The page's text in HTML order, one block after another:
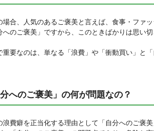
場合、人気のあるご褒美と言えば、食事・ファッ
へのご褒美」ですから、このときばかりは思い切
重要なのは、単なる「浪費」や「衝動買い」と
分へのご褒美」の何が問題なの？
浪費癖を正当化する理由として「自分へのご褒美